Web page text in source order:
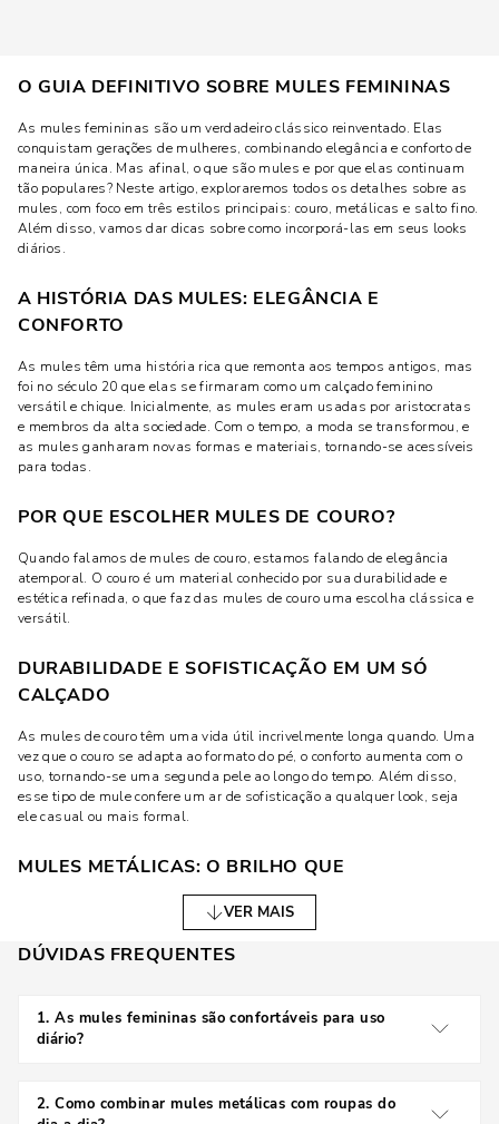
O GUIA DEFINITIVO SOBRE MULES FEMININAS
As mules femininas são um verdadeiro clássico reinventado. Elas
conquistam gerações de mulheres, combinando elegância e conforto de
maneira única. Mas afinal, o que são mules e por que elas continuam
tão populares? Neste artigo, exploraremos todos os detalhes sobre as
mules, com foco em três estilos principais: couro, metálicas e salto fino.
Além disso, vamos dar dicas sobre como incorporá-las em seus looks
diários.
A HISTÓRIA DAS MULES: ELEGÂNCIA E
CONFORTO
As mules têm uma história rica que remonta aos tempos antigos, mas
foi no século 20 que elas se firmaram como um calçado feminino
versátil e chique. Inicialmente, as mules eram usadas por aristocratas
e membros da alta sociedade. Com o tempo, a moda se transformou, e
as mules ganharam novas formas e materiais, tornando-se acessíveis
para todas.
POR QUE ESCOLHER MULES DE COURO?
Quando falamos de mules de couro, estamos falando de elegância
atemporal. O couro é um material conhecido por sua durabilidade e
estética refinada, o que faz das mules de couro uma escolha clássica e
versátil.
DURABILIDADE E SOFISTICAÇÃO EM UM SÓ
CALÇADO
As mules de couro têm uma vida útil incrivelmente longa quando. Uma
vez que o couro se adapta ao formato do pé, o conforto aumenta com o
uso, tornando-se uma segunda pele ao longo do tempo. Além disso,
esse tipo de mule confere um ar de sofisticação a qualquer look, seja
ele casual ou mais formal.
MULES METÁLICAS: O BRILHO QUE
TRANSFORMA O LOOK
Se você busca algo ousado e que chame atenção, as mules metálicas
são a escolha perfeita. Elas trazem um brilho especial, dando aquele
VERSATILIDADE E OUSADIA: PERFEITAS PARA
O interessante das mules metálicas é que elas conseguem transitar
VER MAIS
DÚVIDAS FREQUENTES
1.As mules femininas são confortáveis para uso
diário?
especialmente os modelos de couro, flats ou salto
2.Como combinar mules metálicas com roupas do